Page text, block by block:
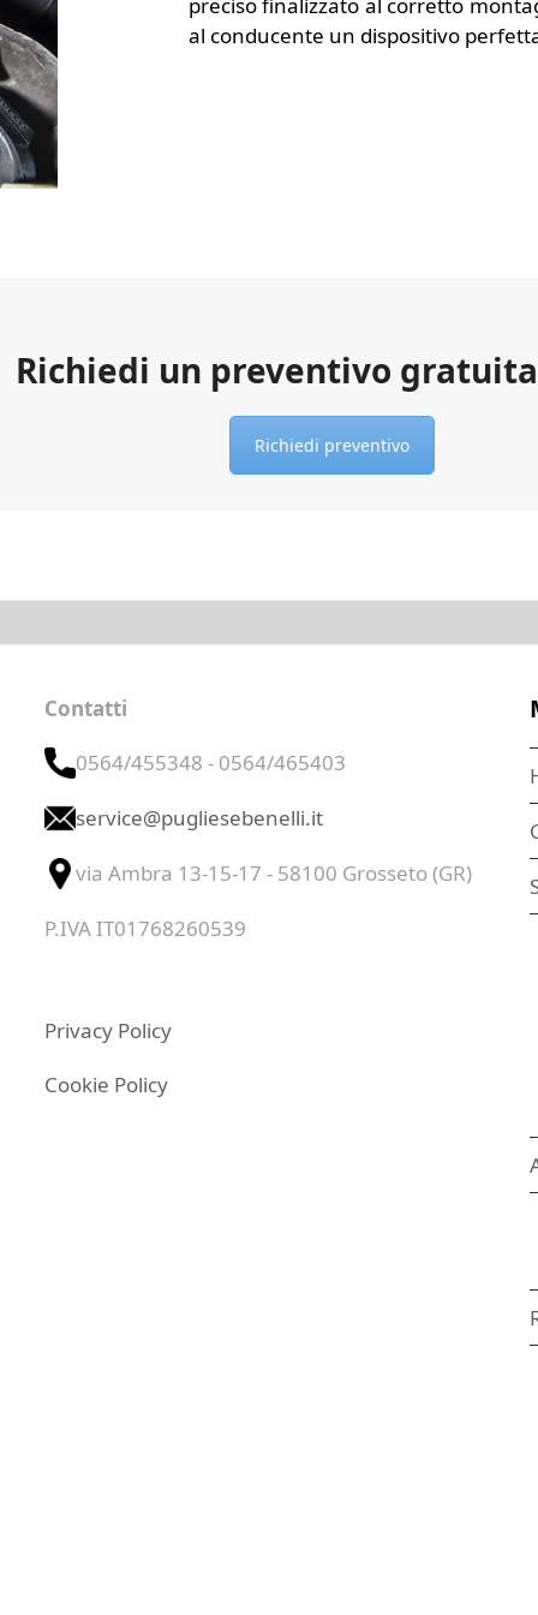
al conducente un dispositivo
Richiedi un preventivo
Richiedi preventivo
Contatti
0564/455348 - 0564/465403
service@pugliesebenelli.it
via Ambra 13-15-17 - 58100 Grosseto (GR)
P.IVA IT01768260539
Privacy Policy
Cookie Policy